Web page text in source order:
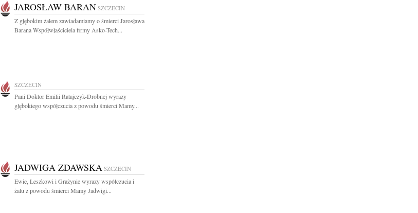
JAROSŁAW BARAN SZCZECIN
Z głębokim żalem zawiadamiamy o śmierci Jarosława
Barana Współwłaściciela firmy Asko-Tech...
SZCZECIN
Pani Doktor Emilii Ratajczyk-Drobnej wyrazy
głębokiego współczucia z powodu śmierci Mamy...
JADWIGA ZDAWSKA SZCZECIN
Ewie, Leszkowi i Grażynie wyrazy współczucia i
żalu z powodu śmierci Mamy Jadwigi...